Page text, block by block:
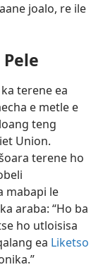
joalo, re ile
terene ea
e metle e
teng
Union.
terene ho
mabapi le
araba: “Ho ba
ho utloisisa
ea Liketso